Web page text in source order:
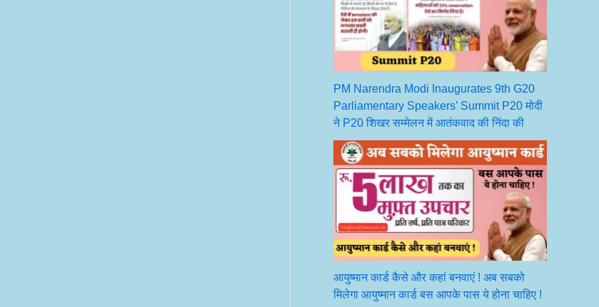
PM Narendra Modi Inaugurates 9th G20
Parliamentary Speakers’ Summit P20 मोदी
ने P20 शिखर सम्मेलन में आतंकवाद की निंदा की
आयुष्मान कार्ड कैसे और कहां बनवाएं ! अब सबको
मिलेगा आयुष्मान कार्ड बस आपके पास ये होना चाहिए !